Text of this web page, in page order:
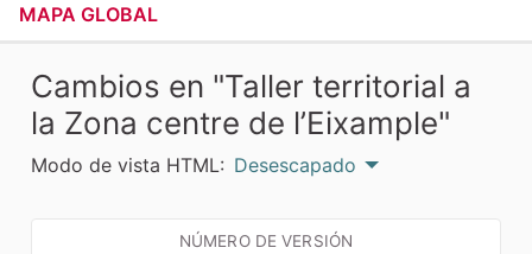
MAPA GLOBAL
Cambios en "Taller territorial a
la Zona centre de l’Eixample"
Modo de vista HTML: Desescapado
NÚMERO DE VERSIÓN